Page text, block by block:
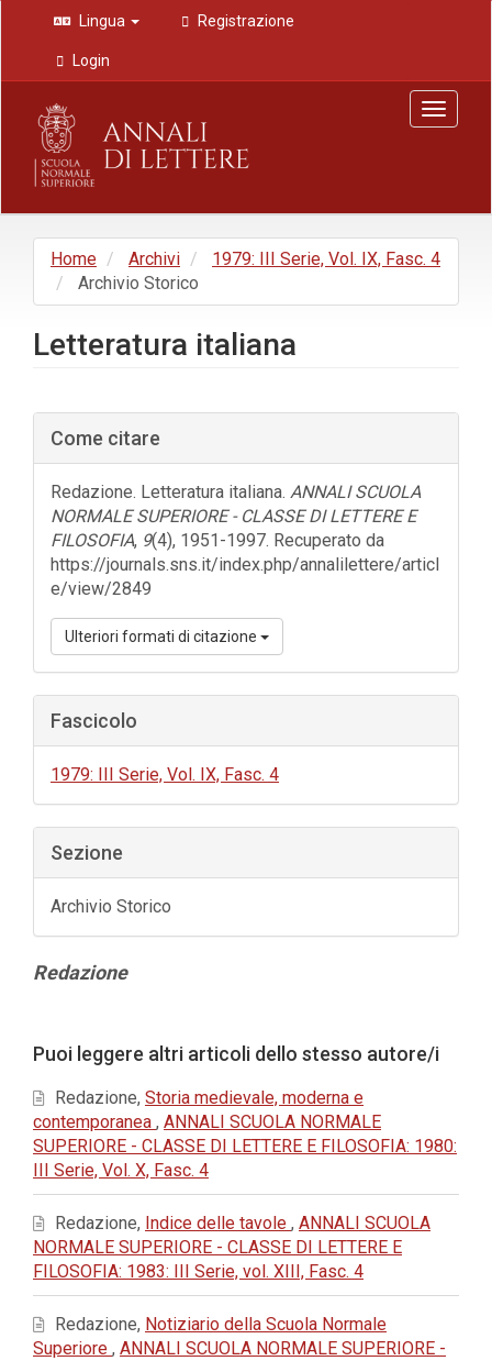
Navigazione
principale
Contenuto
principale
Barra
laterale
Lingua Registrazione
Login
Toggle
Home Archivi
1979: III Serie, Vol. IX, Fasc. 4
Archivio Storico
Letteratura italiana
Barra
laterale
dell'articolo
Come citare
Redazione. Letteratura italiana. ANNALI SCUOLA
NORMALE SUPERIORE - CLASSE DI LETTERE E
FILOSOFIA, 9(4), 1951-1997. Recuperato da
https://journals.sns.it/index.php/annalilettere/articl
e/view/2849
Ulteriori formati di citazione
Fascicolo
1979: III Serie, Vol. IX, Fasc. 4
Sezione
Archivio Storico
Contenuto
Redazione
dell'articolo
Puoi leggere altri articoli dello stesso autore/i
Redazione, Storia medievale, moderna e
contemporanea , ANNALI SCUOLA NORMALE
SUPERIORE - CLASSE DI LETTERE E FILOSOFIA: 1980:
III Serie, Vol. X, Fasc. 4
Redazione, Indice delle tavole , ANNALI SCUOLA
NORMALE SUPERIORE - CLASSE DI LETTERE E
FILOSOFIA: 1983: III Serie, vol. XIII, Fasc. 4
Redazione, Notiziario della Scuola Normale
Superiore , ANNALI SCUOLA NORMALE SUPERIORE -